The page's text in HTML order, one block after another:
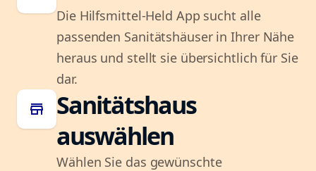
Die Hilfsmittel-Held App sucht alle
passenden Sanitätshäuser in Ihrer Nähe
heraus und stellt sie übersichtlich für Sie
dar.
store
Sanitätshaus
auswählen
Wählen Sie das gewünschte